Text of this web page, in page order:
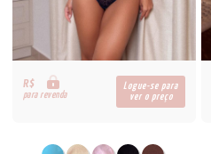
R$
para revenda
Logue-se para
ver o preço